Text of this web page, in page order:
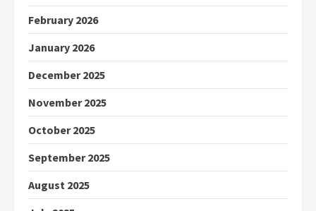
February 2026
January 2026
December 2025
November 2025
October 2025
September 2025
August 2025